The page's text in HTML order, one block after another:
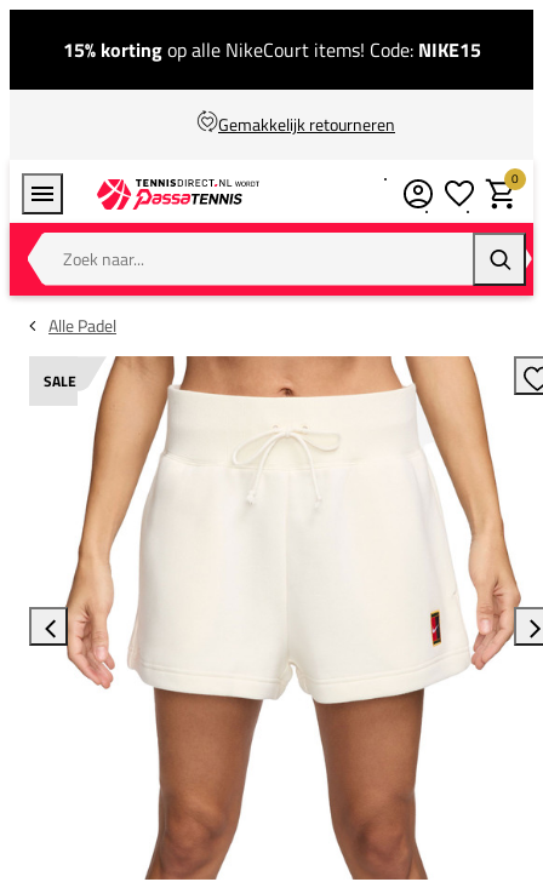
15% kortingop alle NikeCourt items! Code: NIKE15
Gemakkelijk retourneren
Zoek naar...
0
Alle Padel
SALE